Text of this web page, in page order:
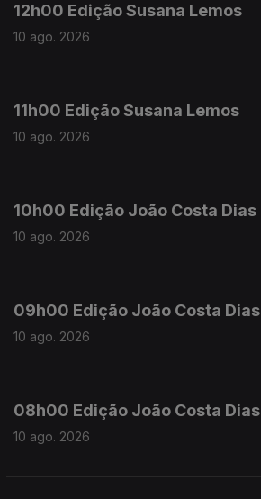
12h00 Edição Susana Lemos
10 ago. 2026
11h00 Edição Susana Lemos
10 ago. 2026
10h00 Edição João Costa Dias
10 ago. 2026
09h00 Edição João Costa Dias
10 ago. 2026
08h00 Edição João Costa Dias
10 ago. 2026